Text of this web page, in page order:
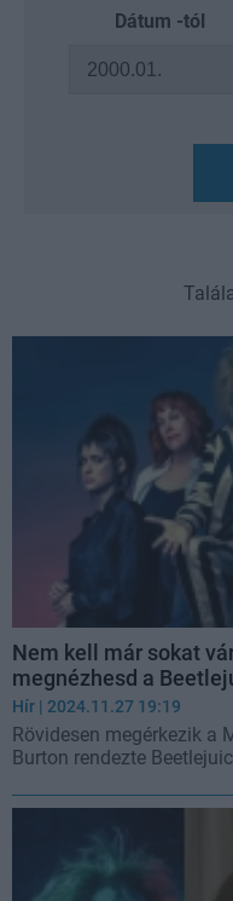
Dátum -tól
Nem kell már sokat
megnézhesd a
Hír | 2024.11.27 19:19
Rövidesen megérkezik a
Burton rendezte